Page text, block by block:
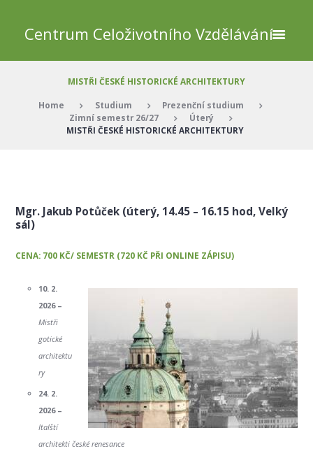
Centrum Celoživotního Vzdělávání
MISTŘI ČESKÉ HISTORICKÉ ARCHITEKTURY
Home Studium
Prezenční studium
Zimní semestr 26/27
Úterý
MISTŘI ČESKÉ HISTORICKÉ ARCHITEKTURY
Mgr. Jakub Potůček (úterý, 14.45 – 16.15 hod, Velký
sál)
CENA: 700 KČ/ SEMESTR (720 KČ PŘI ONLINE ZÁPISU)
10. 2.
2026 –
Mistři
gotické
architektu
ry
24. 2.
2026 –
Italští
architekti české renesance